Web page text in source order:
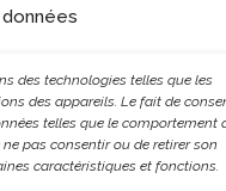
des technologies telles que les
des appareils. Le fait de
telles que le comportement
pas consentir ou de retirer son
caractéristiques et fonctions.
séparément dans
de La Poste